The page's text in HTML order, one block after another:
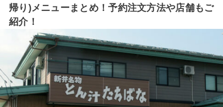
帰り)メニューまとめ！予約注文方法や店舗もご
紹介！